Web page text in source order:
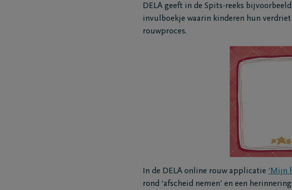
DELA geeft in de Spits-reeks
invulboekje waarin kinderen hun
rouwproces.
In de DELA online rouw applicatie ‘Mijn
rond ‘afscheid nemen’ en een